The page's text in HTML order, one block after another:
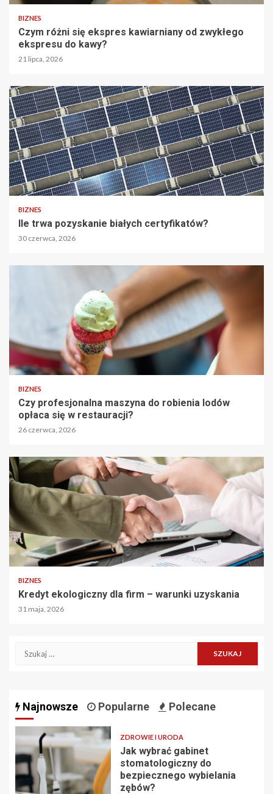
BIZNES
Czym różni się ekspres kawiarniany od zwykłego
ekspresu do kawy?
21 lipca, 2026
BIZNES
Ile trwa pozyskanie białych certyfikatów?
30 czerwca, 2026
BIZNES
Czy profesjonalna maszyna do robienia lodów
opłaca się w restauracji?
26 czerwca, 2026
BIZNES
Kredyt ekologiczny dla firm – warunki uzyskania
31 maja, 2026
Szukaj:
Najnowsze Popularne Polecane
ZDROWIE I URODA
Jak wybrać gabinet
stomatologiczny do
bezpiecznego wybielania
zębów?